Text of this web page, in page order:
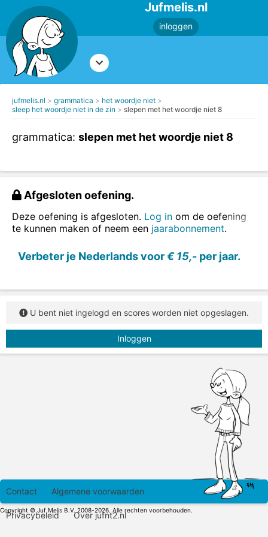
Jufmelis.nl
inloggen
jufmelis.nl grammatica
het woordje niet
sleep het woordje niet in de zin
slepen met het woordje niet 8
grammatica: slepen met het woordje niet 8
Afgesloten oefening.
Deze oefening is afgesloten. Log in om de oefening
te kunnen maken of neem een jaarabonnement.
Verbeter je Nederlands voor€ 15,- per jaar.
U bent niet ingelogd en scores worden niet opgeslagen.
Inloggen
Contact Algemene voorwaarden
Privacybeleid Over jufnt2.nl
Copyright © Juf Melis B.V. 2008-2026. Alle rechten voorbehouden.